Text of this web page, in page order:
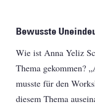
Bewusste
Wie ist Anna Yeliz
Thema gekommen?
musste für den
diesem Thema